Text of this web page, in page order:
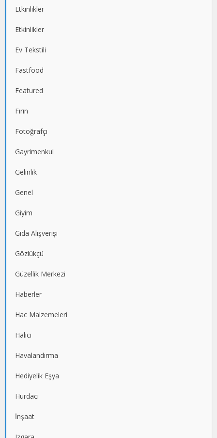
Etkinlikler
Etkinlikler
Ev Tekstili
Fastfood
Featured
Fırın
Fotoğrafçı
Gayrimenkul
Gelinlik
Genel
Giyim
Gıda Alışverişi
Gözlükçü
Güzellik Merkezi
Haberler
Hac Malzemeleri
Halıcı
Havalandırma
Hediyelik Eşya
Hurdacı
İnşaat